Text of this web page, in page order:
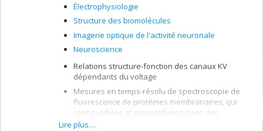
Électrophysiologie
Structure des biomolécules
Imagerie optique de l'activité neuronale
Neuroscience
Relations structure-fonction des canaux KV
dépendants du voltage
Mesures en temps-résolu de spectroscopie de
fluorescence de protéines membranaires, qui
sont purifiées et reconstituées dans des
systèmes membranaires synthétiques
Lire plus…